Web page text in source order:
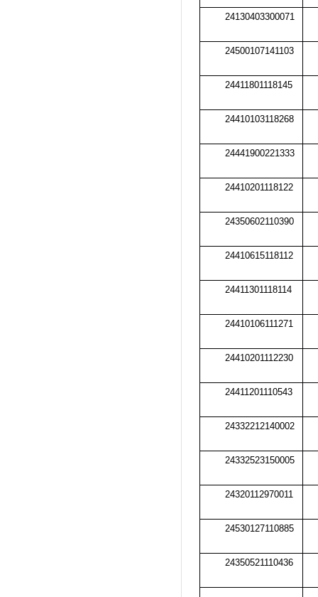
24130403300071
24500107141103
24411801118145
24410103118268
24441900221333
24410201118122
24350602110390
24410615118112
24411301118114
24410106111271
24410201112230
24411201110543
24332212140002
24332523150005
24320112970011
24530127110885
24350521110436